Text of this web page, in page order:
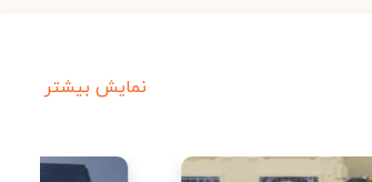
نمایش بیشتر